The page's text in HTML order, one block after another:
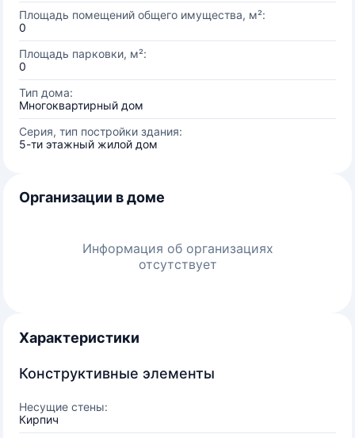
Площадь помещений общего имущества, м²:
0
Площадь парковки, м²:
0
Тип дома:
Многоквартирный дом
Серия, тип постройки здания:
5-ти этажный жилой дом
Организации в доме
Информация об организациях
отсутствует
Характеристики
Конструктивные элементы
Несущие стены:
Кирпич